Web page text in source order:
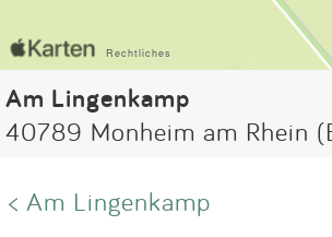
Am Lingenkamp
40789 Monheim am Rhein
< Am Lingenkamp